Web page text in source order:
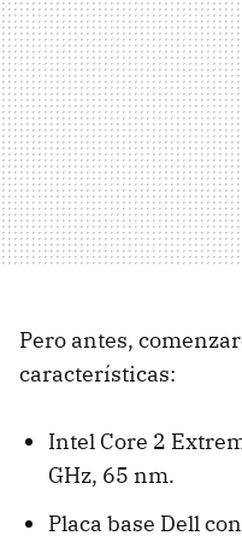
Pero antes,
características:
Intel Core 2
GHz, 65 nm.
Placa base Dell